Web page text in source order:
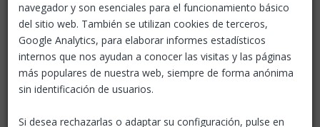
ANPE Catalunya ha participat avui al Parlament de Catalunya
en la ponència de la
Proposició de llei de garanties del
finançament del sistema educatiu català
, sorgida d’una
Iniciativa Legislativa Popular que ha superat àmpliament les
signatures necessàries per arribar al debat parlamentari.
l’educació, amb un pla de quatre anys per reduir ràtios,
navegador y son esenciales para el funcionamiento básico
del sitio web. También se utilizan cookies de terceros,
Google Analytics, para elaborar informes estadísticos
internos que nos ayudan a conocer las visitas y las páginas
más populares de nuestra web, siempre de forma anónima
sin identificación de usuarios.
Si desea rechazarlas o adaptar su configuración, pulse en